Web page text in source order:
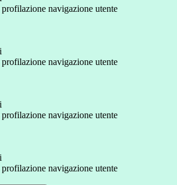
profilazione navigazione utente
profilazione navigazione utente
profilazione navigazione utente
profilazione navigazione utente